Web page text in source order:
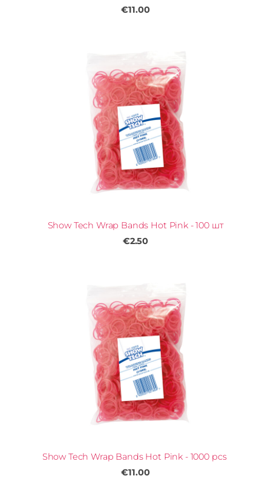
€11.00
Show Tech Wrap Bands Hot Pink - 100 шт
€2.50
Show Tech Wrap Bands Hot Pink - 1000 pcs
€11.00